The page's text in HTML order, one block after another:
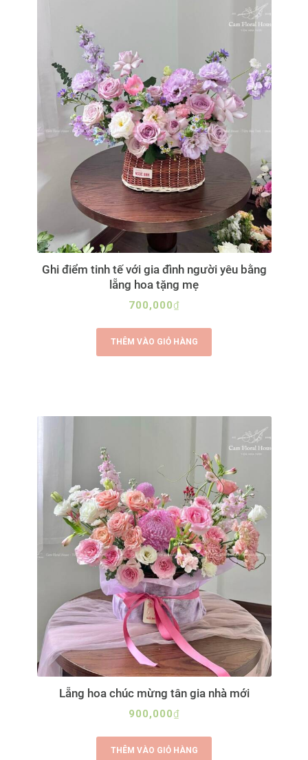
Ghi điểm tinh tế với gia đình người yêu bằng
lẵng hoa tặng mẹ
700,000₫
THÊM VÀO GIỎ HÀNG
Lẵng hoa chúc mừng tân gia nhà mới
900,000₫
THÊM VÀO GIỎ HÀNG